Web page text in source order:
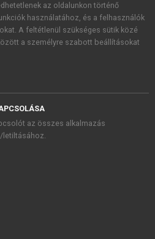
, valamint a szotar.netés a
foglaltakat
az oldalunkon történő
használatához, és a felhasználók
A feltétlenül szükséges sütik közé
a személyre szabott beállításokat
az összes alkalmazás
letiltásához.